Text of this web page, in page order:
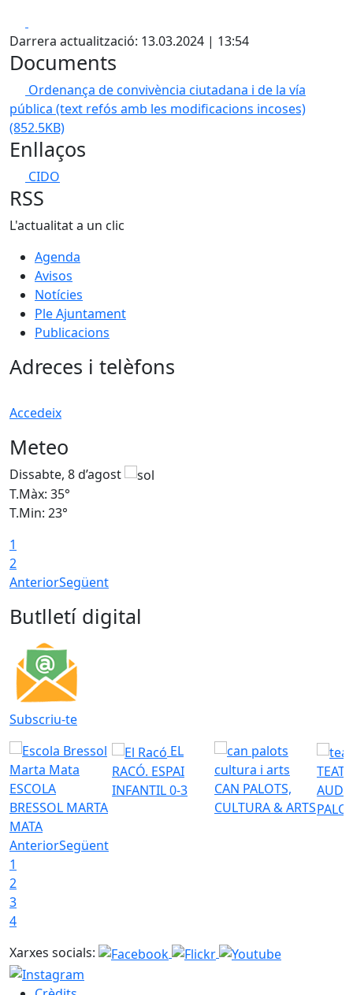
Darrera actualització: 13.03.2024 | 13:54
Documents
Ordenança de convivència ciutadana i de la vía
pública (text refós amb les modificacions incoses)
(852.5KB)
Enllaços
CIDO
RSS
L'actualitat a un clic
Agenda
Avisos
Notícies
Ple Ajuntament
Publicacions
Adreces i telèfons
Accedeix
Meteo
Dissabte, 8 d’agost
T.Màx: 35°
T.Min: 23°
1
2
AnteriorSegüent
Butlletí digital
Subscriu-te
ESCOLA
BRESSOL MARTA
MATA
EL
RACÓ. ESPAI
INFANTIL 0-3
CAN PALOTS,
CULTURA & ARTS
AnteriorSegüent
1
2
3
4
Xarxes socials: